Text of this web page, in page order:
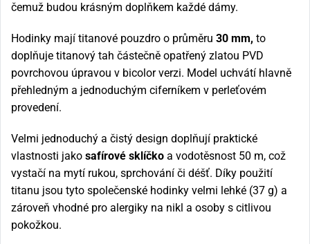
čemuž budou krásným doplňkem každé dámy.
Hodinky mají titanové pouzdro o průměru 30 mm, to
doplňuje titanový tah částečně opatřený zlatou PVD
povrchovou úpravou v bicolor verzi. Model uchvátí hlavně
přehledným a jednoduchým ciferníkem v perleťovém
provedení.
Velmi jednoduchý a čistý design doplňují praktické
vlastnosti jako safírové sklíčko a vodotěsnost 50 m, což
vystačí na mytí rukou, sprchování či déšť. Díky použití
titanu jsou tyto společenské hodinky velmi lehké (37 g) a
zároveň vhodné pro alergiky na nikl a osoby s citlivou
pokožkou.